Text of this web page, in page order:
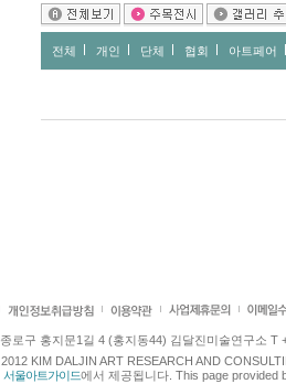
전체 개인 단체 협회 아트페어
로구 홍지문1길 4 (홍지동44) 김달진미술연구소 T
KIM DALJIN ART RESEARCH AND
서울아트가이드에서 제공됩니다. This page provided